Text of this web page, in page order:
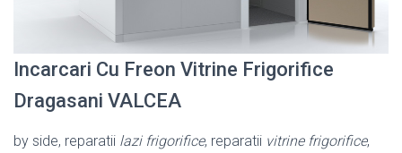
Incarcari Cu Freon Vitrine Frigorifice
Dragasani VALCEA
by side, reparatii lazi frigorifice, reparatii vitrine frigorifice,